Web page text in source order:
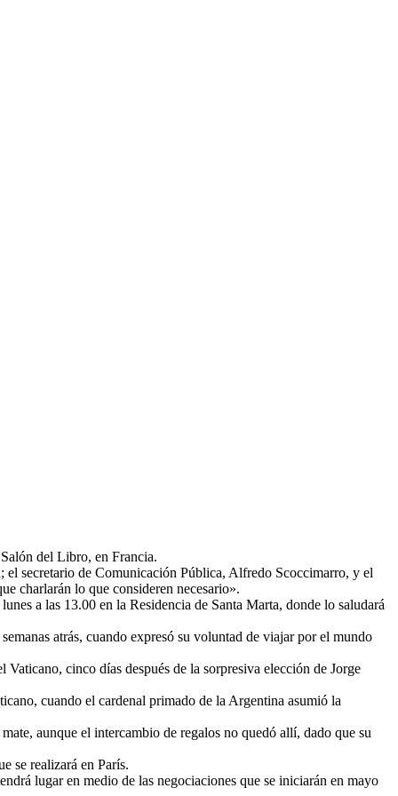
del Libro, en Francia.
secretario de Comunicación Pública, Alfredo Scoccimarro, y el
charlarán lo que consideren necesario».
a las 13.00 en la Residencia de Santa Marta, donde lo saludará
atrás, cuando expresó su voluntad de viajar por el mundo
cinco días después de la sorpresiva elección de Jorge
cuando el cardenal primado de la Argentina asumió la
aunque el intercambio de regalos no quedó allí, dado que su
se realizará en París.
lugar en medio de las negociaciones que se iniciarán en mayo